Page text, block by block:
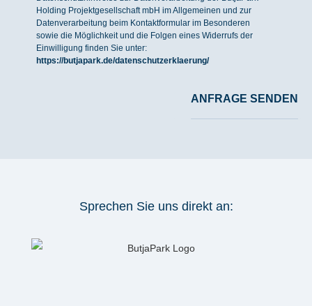
Holding Projektgesellschaft mbH im Allgemeinen und zur
Datenverarbeitung beim Kontaktformular im Besonderen
sowie die Möglichkeit und die Folgen eines Widerrufs der
Einwilligung finden Sie unter:
https://butjapark.de/datenschutzerklaerung/
ANFRAGE SENDEN
Sprechen Sie uns direkt an: